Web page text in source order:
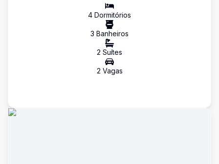
4 Dormitórios
3 Banheiros
2 Suítes
2 Vagas